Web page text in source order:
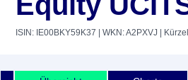
ISIN: IE00BKY59K37 | WKN: A2PXVJ |